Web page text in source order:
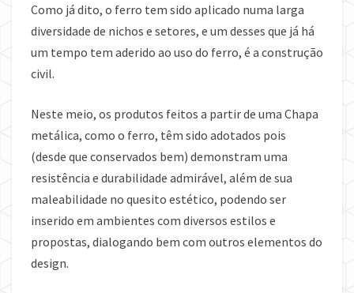
Como já dito, o ferro tem sido aplicado numa larga
diversidade de nichos e setores, e um desses que já há
um tempo tem aderido ao uso do ferro, é a construção
civil.
Neste meio, os produtos feitos a partir de uma Chapa
metálica, como o ferro, têm sido adotados pois
(desde que conservados bem) demonstram uma
resistência e durabilidade admirável, além de sua
maleabilidade no quesito estético, podendo ser
inserido em ambientes com diversos estilos e
propostas, dialogando bem com outros elementos do
design.